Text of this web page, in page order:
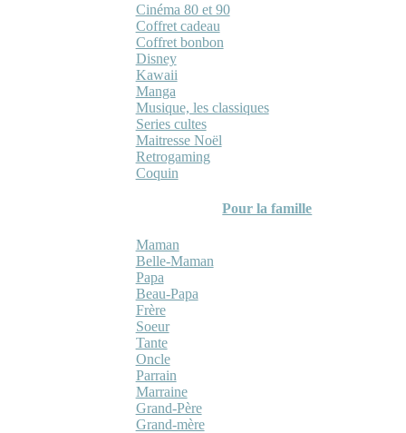
Cinéma 80 et 90
Coffret cadeau
Coffret bonbon
Disney
Kawaii
Manga
Musique, les classiques
Series cultes
Maitresse Noël
Retrogaming
Coquin
Pour la famille
Maman
Belle-Maman
Papa
Beau-Papa
Frère
Soeur
Tante
Oncle
Parrain
Marraine
Grand-Père
Grand-mère